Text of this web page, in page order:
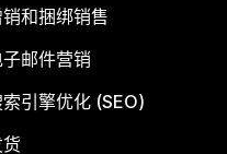
和捆绑销售
子邮件营销
引擎优化 (SEO)